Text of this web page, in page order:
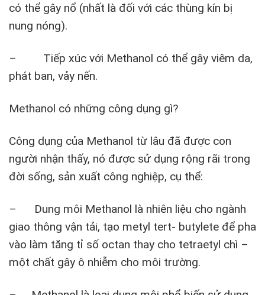
có thể gây nổ (nhất là đối với các thùng kín bị
nung nóng).
– Tiếp xúc với Methanol có thể gây viêm da,
phát ban, vảy nến.
Methanol có những công dụng gì?
Công dụng của Methanol từ lâu đã được con
người nhận thấy, nó được sử dụng rộng rãi trong
đời sống, sản xuất công nghiệp, cụ thể:
– Dung môi Methanol là nhiên liệu cho ngành
giao thông vận tải, tạo metyl tert- butylete để pha
vào làm tăng tỉ số octan thay cho tetraetyl chì –
một chất gây ô nhiễm cho môi trường.